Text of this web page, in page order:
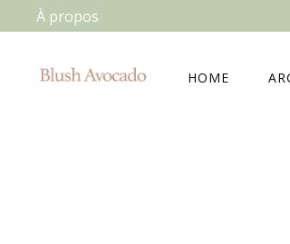
À propos
HOME